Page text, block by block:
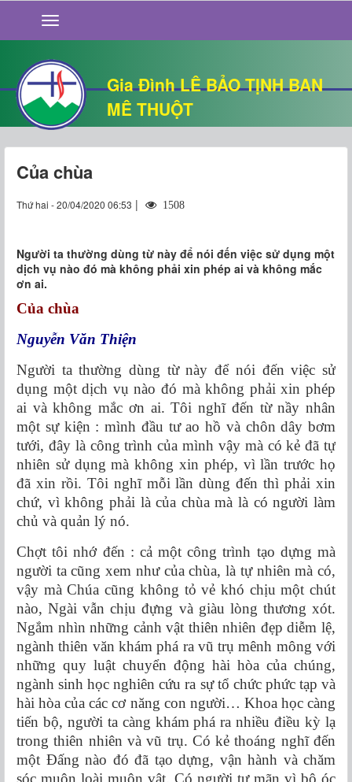
Gia Đình LÊ BẢO TỊNH BAN
MÊ THUỘT
GIỚI THIỆU
TIN TỨC
SỐNG ĐẠO
CHUYỆN NHÀ
QUÁN VĂN
THƯ GIÃN
Của chùa
Thứ hai - 20/04/2020 06:53 | 1508
Người ta thường dùng từ này để nói đến việc sử dụng một
dịch vụ nào đó mà không phải xin phép ai và không mắc
ơn ai.
Của chùa
Nguyễn Văn Thiện
Người ta thường dùng từ này để nói đến việc sử
dụng một dịch vụ nào đó mà không phải xin phép
ai và không mắc ơn ai. Tôi nghĩ đến từ nầy nhân
một sự kiện : mình đầu tư ao hồ và chôn dây bơm
tưới, đây là công trình của mình vậy mà có kẻ đã tự
nhiên sử dụng mà không xin phép, vì lần trước họ
đã xin rồi. Tôi nghĩ mỗi lần dùng đến thì phải xin
chứ, vì không phải là của chùa mà là có người làm
chủ và quản lý nó.
Chợt tôi nhớ đến : cả một công trình tạo dựng mà
người ta cũng xem như của chùa, là tự nhiên mà có,
vậy mà Chúa cũng không tỏ vẻ khó chịu một chút
nào, Ngài vẫn chịu đựng và giàu lòng thương xót.
Ngắm nhìn những cảnh vật thiên nhiên đẹp diễm lệ,
ngành thiên văn khám phá ra vũ trụ mênh mông với
những quy luật chuyển động hài hòa của chúng,
ngành sinh học nghiên cứu ra sự tổ chức phức tạp và
hài hòa của các cơ năng con người… Khoa học càng
tiến bộ, người ta càng khám phá ra nhiều điều kỳ lạ
trong thiên nhiên và vũ trụ. Có kẻ thoáng nghĩ đến
một Đấng nào đó đã tạo dựng, vận hành và chăm
sóc muôn loài muôn vật. Có người tự mãn vì bộ óc